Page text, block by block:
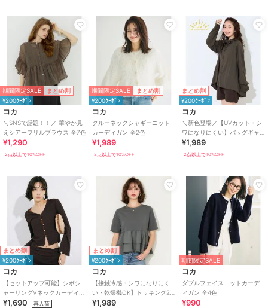
期間限定SALE まとめ割
¥200ｸｰﾎﾟﾝ
コカ
＼SNSで話題！！／ 華やか見
えシアーフリルブラウス 全7色
¥1,290
2点以上で10%OFF
期間限定SALE まとめ割
¥200ｸｰﾎﾟﾝ
コカ
クルーネックシャギーニット
カーディガン 全2色
¥1,989
2点以上で10%OFF
まとめ割
¥200ｸｰﾎﾟﾝ
コカ
＼新色登場／【UVカット・シ
ワになりにくい】バッグギャ
ザーUVパーカー 全4色
¥1,989
2点以上で10%OFF
まとめ割
¥200ｸｰﾎﾟﾝ
コカ
【セットアップ可能】シボシ
ャーリングVネックカーディガ
ン 全2色
¥1,690 再入荷
まとめ割
¥200ｸｰﾎﾟﾝ
コカ
【接触冷感・シワになりにく
い・乾燥機OK】ドッキング2
段フリルTシャツ 全2色
¥1,989
期間限定SALE
コカ
ダブルフェイスニットカーデ
ィガン 全4色
¥990